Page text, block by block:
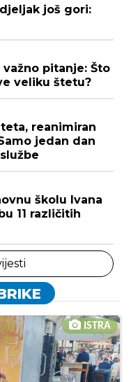
još gori:
pitanje: Što
veliku štetu?
reanimiran
jedan dan
školu Ivana
11 različitih
ISTRA